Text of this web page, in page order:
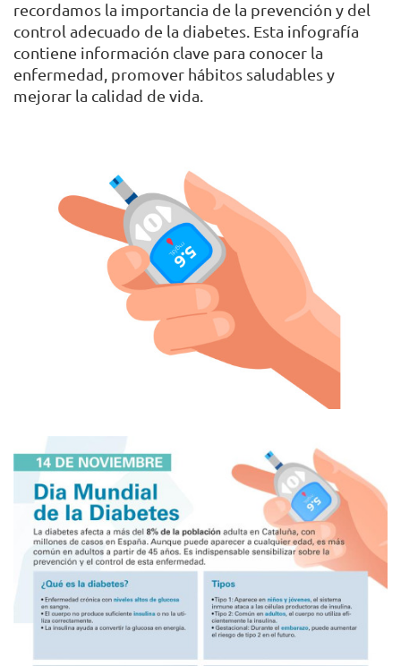
recordamos la importancia de la prevención y del
control adecuado de la diabetes. Esta infografía
contiene información clave para conocer la
enfermedad, promover hábitos saludables y
mejorar la calidad de vida.